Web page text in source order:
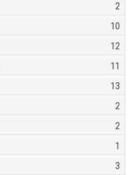
2
10
12
11
13
2
2
1
3